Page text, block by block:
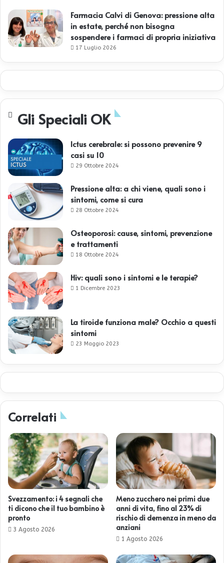
Farmacia Calvi di Genova: pressione alta
in estate, perché non bisogna
sospendere i farmaci di propria iniziativa
17 Luglio 2026
Gli Speciali OK
Ictus cerebrale: si possono prevenire 9
casi su 10
29 Ottobre 2024
Pressione alta: a chi viene, quali sono i
sintomi, come si cura
28 Ottobre 2024
Osteoporosi: cause, sintomi, prevenzione
e trattamenti
18 Ottobre 2024
Hiv: quali sono i sintomi e le terapie?
1 Dicembre 2023
La tiroide funziona male? Occhio a questi
sintomi
23 Maggio 2023
Correlati
Svezzamento: i 4 segnali che
ti dicono che il tuo bambino è
pronto
3 Agosto 2026
Meno zucchero nei primi due
anni di vita, fino al 23% di
rischio di demenza in meno da
anziani
1 Agosto 2026